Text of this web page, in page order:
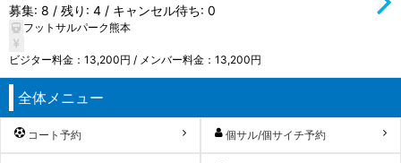
募集: 8 / 残り: 4 / キャンセル待ち: 0
フットサルパーク熊本
ビジター料金：13,200円 / メンバー料金：13,200円
全体メニュー
コート予約 個サル/個サイチ予約